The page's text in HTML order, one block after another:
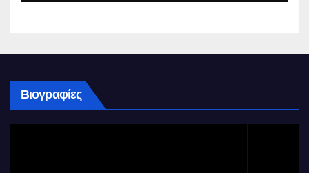
Βιογραφίες